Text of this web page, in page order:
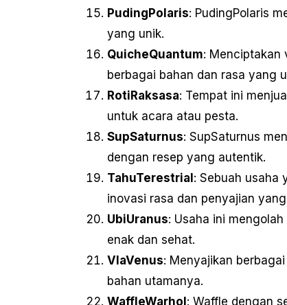
PudingPolaris: PudingPolaris
yang unik.
QuicheQuantum: Menciptakan
berbagai bahan dan rasa yang
RotiRaksasa: Tempat ini
untuk acara atau pesta.
SupSaturnus: SupSaturnus
dengan resep yang autentik.
TahuTerestrial: Sebuah usaha
inovasi rasa dan penyajian
UbiUranus: Usaha ini
enak dan sehat.
VlaVenus: Menyajikan
bahan utamanya.
WaffleWarhol: Waffle dengan